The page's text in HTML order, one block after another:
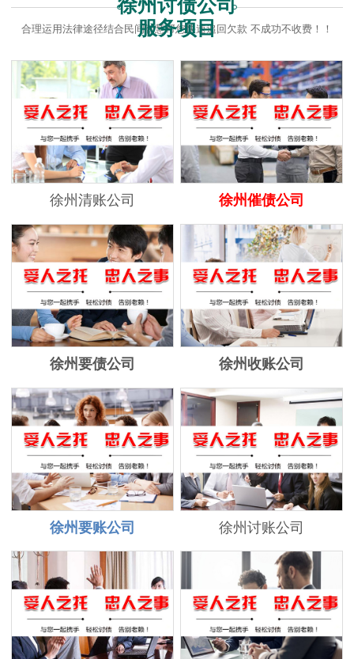
徐州讨债公司
服务项目
合理运用法律途径结合民间智慧帮您快速追回欠款 不成功不收费！！
徐州清账公司 徐州催债公司
徐州要债公司 徐州收账公司
徐州要账公司 徐州讨账公司